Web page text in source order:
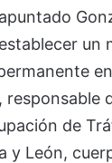
un
responsable
de
y León,